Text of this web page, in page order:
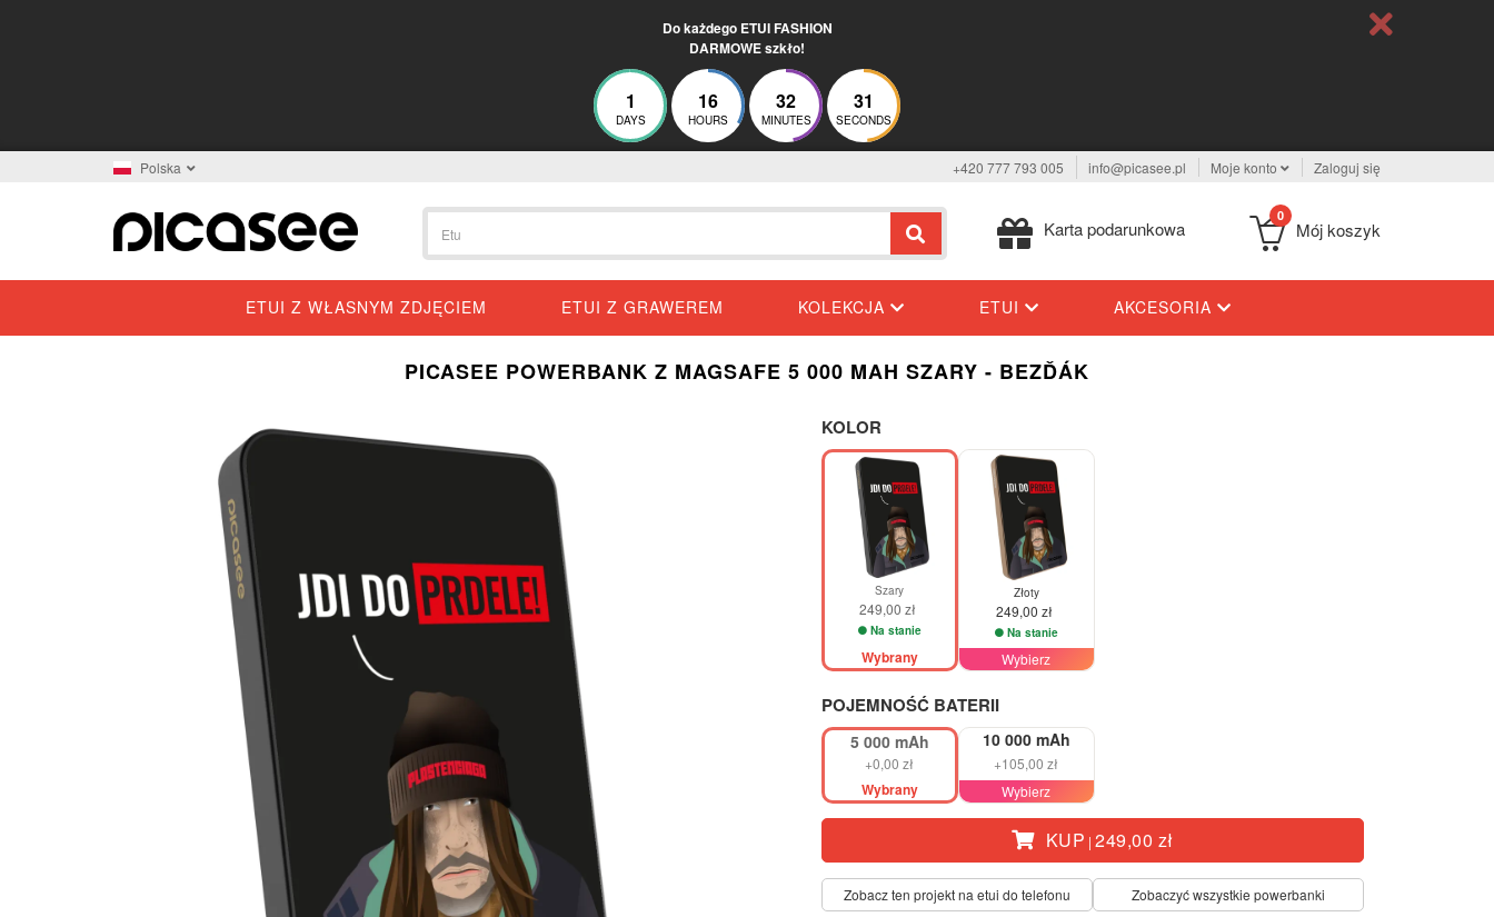
Do każdego ETUI FASHION
DARMOWE szkło!
1
DAYS
16
HOURS
32
MINUTES
30
SECONDS
Polska +420 777 793 005 info@picasee.pl Moje konto Zaloguj się
Karta podarunkowa
0
Mój koszyk
ETUI Z WŁASNYM ZDJĘCIEM ETUI Z GRAWEREM KOLEKCJA ETUI AKCESORIA
PICASEE POWERBANK Z MAGSAFE 5 000 MAH SZARY - BEZĎÁK
KOLOR
Szary
249,00 zł
Na stanie
Wybrany
Złoty
249,00 zł
Na stanie
Wybierz
POJEMNOŚĆ BATERII
5 000 mAh
+0,00 zł
Wybrany
10 000 mAh
+105,00 zł
Wybierz
KUP |249,00 zł
Zobacz ten projekt na etui do telefonu Zobaczyć wszystkie powerbanki